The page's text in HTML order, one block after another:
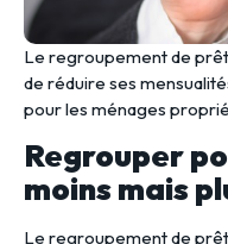
Le regroupement de
de réduire ses
pour les ménages
Regrouper
moins mais
Le regroupement de